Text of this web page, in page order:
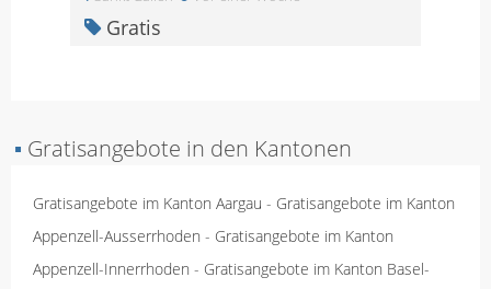
Gratis
▪ Gratisangebote in den Kantonen
Gratisangebote im Kanton Aargau - Gratisangebote im Kanton
Appenzell-Ausserrhoden - Gratisangebote im Kanton
Appenzell-Innerrhoden - Gratisangebote im Kanton Basel-